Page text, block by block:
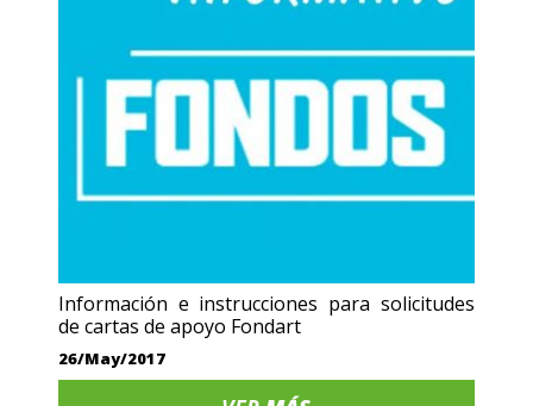
Información e instrucciones para solicitudes
de cartas de apoyo Fondart
26/May/2017